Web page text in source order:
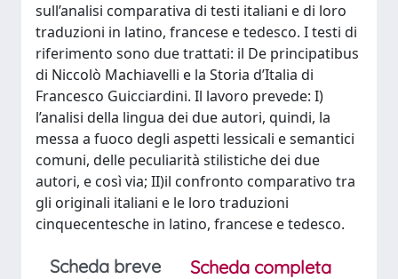
sull’analisi comparativa di testi italiani e di loro
traduzioni in latino, francese e tedesco. I testi di
riferimento sono due trattati: il De principatibus
di Niccolò Machiavelli e la Storia d’Italia di
Francesco Guicciardini. Il lavoro prevede: I)
l’analisi della lingua dei due autori, quindi, la
messa a fuoco degli aspetti lessicali e semantici
comuni, delle peculiarità stilistiche dei due
autori, e così via; II)il confronto comparativo tra
gli originali italiani e le loro traduzioni
cinquecentesche in latino, francese e tedesco.
Scheda breve
Scheda completa